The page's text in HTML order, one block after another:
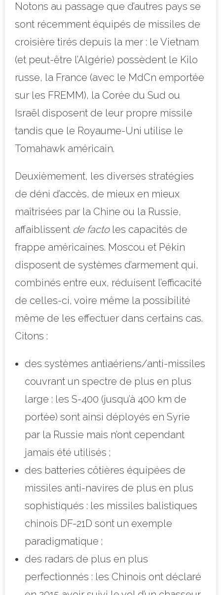
Notons au passage que d’autres pays se
sont récemment équipés de missiles de
croisière tirés depuis la mer : le Vietnam
(et peut-être l’Algérie) possèdent le Kilo
russe, la France (avec le MdCn emportée
sur les FREMM), la Corée du Sud ou
Israël disposent de leur propre missile
tandis que le Royaume-Uni utilise le
Tomahawk américain.
Deuxièmement, les diverses stratégies
de déni d’accès, de mieux en mieux
maîtrisées par la Chine ou la Russie,
affaiblissent de factoles capacités de
frappe américaines. Moscou et Pékin
disposent de systèmes d’armement qui,
combinés entre eux, réduisent l’efficacité
de celles-ci, voire même la possibilité
même de les effectuer dans certains cas.
Citons :
des systèmes antiaériens/anti-missiles
couvrant un spectre de plus en plus
large : les S-400 (jusqu’à 400 km de
portée) sont ainsi déployés en Syrie
par la Russie mais n’ont cependant
jamais été utilisés ;
des batteries côtières équipées de
missiles anti-navires de plus en plus
sophistiqués : les missiles balistiques
chinois DF-21D sont un exemple
paradigmatique ;
des radars de plus en plus
perfectionnés : les Chinois ont déclaré